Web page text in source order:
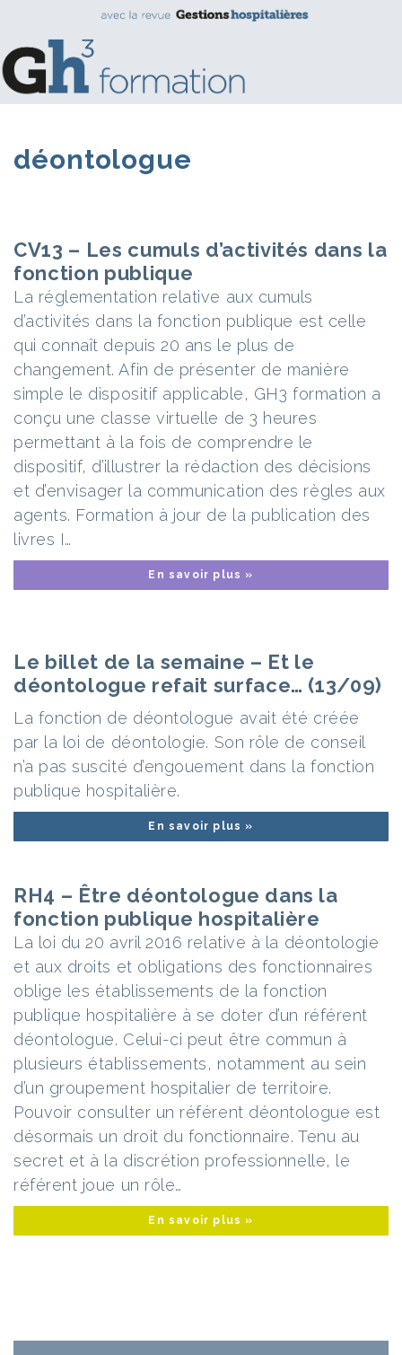
déontologue
CV13 – Les cumuls d’activités dans la
fonction publique
La réglementation relative aux cumuls
d’activités dans la fonction publique est celle
qui connaît depuis 20 ans le plus de
changement. Afin de présenter de manière
simple le dispositif applicable, GH3 formation a
conçu une classe virtuelle de 3 heures
permettant à la fois de comprendre le
dispositif, d’illustrer la rédaction des décisions
et d’envisager la communication des règles aux
agents. Formation à jour de la publication des
livres I…
En savoir plus »
Le billet de la semaine – Et le
déontologue refait surface… (13/09)
La fonction de déontologue avait été créée
par la loi de déontologie. Son rôle de conseil
n’a pas suscité d’engouement dans la fonction
publique hospitalière.
En savoir plus »
RH4 – Être déontologue dans la
fonction publique hospitalière
La loi du 20 avril 2016 relative à la déontologie
et aux droits et obligations des fonctionnaires
oblige les établissements de la fonction
publique hospitalière à se doter d’un référent
déontologue. Celui-ci peut être commun à
plusieurs établissements, notamment au sein
d’un groupement hospitalier de territoire.
Pouvoir consulter un référent déontologue est
désormais un droit du fonctionnaire. Tenu au
secret et à la discrétion professionnelle, le
référent joue un rôle…
En savoir plus »